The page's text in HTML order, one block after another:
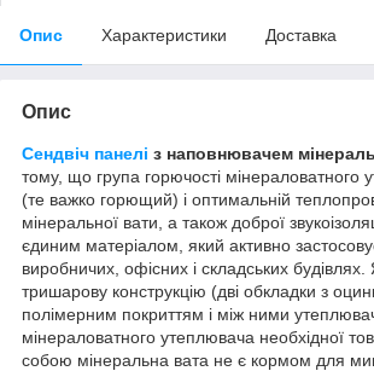
Опис Характеристики Доставка
Опис
Сендвіч панелі з наповнювачем
тому, що група горючості мінераловатного
(те важко горющий) і оптимальній
мінеральної вати, а також доброї
єдиним матеріалом, який активно
виробничих, офісних і складських
тришарову конструкцію (дві обкладки з
полімерним покриттям і між ними
мінераловатного утеплювача необхідної
собою мінеральна вата не є кормом для